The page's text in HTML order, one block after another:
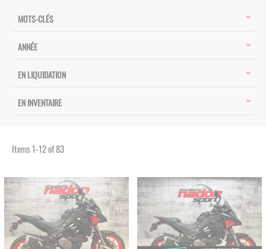
MOTS-CLÉS
ANNÉE
EN LIQUIDATION
EN INVENTAIRE
Items1-12of83